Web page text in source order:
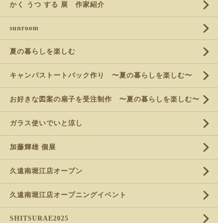
かく うつ する 展 作家紹介
sunroom
夏の暮らしを楽しむ
キャンパストートバック作り 〜夏の暮らしを楽しむ〜
お好きな図案の扇子を受注制作 〜夏の暮らしを楽しむ〜
ガラス使いでいと涼し
加藤輝雄 個展
久遠南堀江店オープン
久遠南堀江店オープニングイベント
SHITSURAE2025